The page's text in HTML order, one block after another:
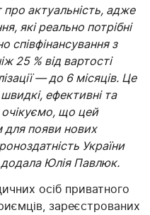
про актуальність, адже
які реально потрібні
співфінансування з
25 % від вартості
— до 6 місяців. Це
ефективні та
що цей
появи нових
України
Юлія Павлюк.
осіб приватного
зареєстрованих